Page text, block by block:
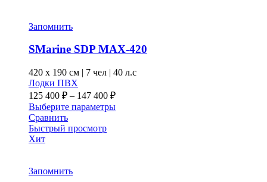
выбрать
странице
Запомнить
SMarine SDP MAX-420
420 x 190 см | 7 чел | 40 л.с
Лодки ПВХ
125 400 ₽ – 147 400 ₽Диапазон
цен:
Выберите параметрыЭтот
Сравнить
Быстрый просмотр
Хит
Запомнить